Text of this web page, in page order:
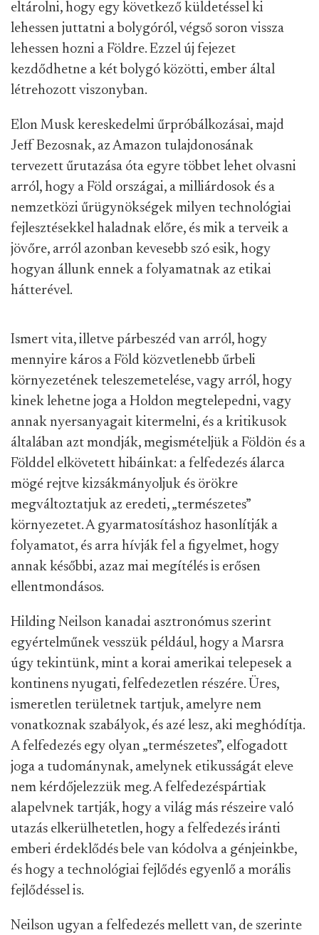
eltárolni, hogy egy következő küldetéssel ki
lehessen juttatni a bolygóról, végső soron vissza
lehessen hozni a Földre. Ezzel új fejezet
kezdődhetne a két bolygó közötti, ember által
létrehozott viszonyban.
Elon Musk kereskedelmi űrpróbálkozásai, majd
Jeff Bezosnak, az Amazon tulajdonosának
tervezett űrutazása óta egyre többet lehet olvasni
arról, hogy a Föld országai, a milliárdosok és a
nemzetközi űrügynökségek milyen technológiai
fejlesztésekkel haladnak előre, és mik a terveik a
jövőre, arról azonban kevesebb szó esik, hogy
hogyan állunk ennek a folyamatnak az etikai
hátterével.
Ismert vita, illetve párbeszéd van arról, hogy
mennyire káros a Föld közvetlenebb űrbeli
környezetének teleszemetelése, vagy arról, hogy
kinek lehetne joga a Holdon megtelepedni, vagy
annak nyersanyagait kitermelni, és a kritikusok
általában azt mondják, megismételjük a Földön és a
Földdel elkövetett hibáinkat: a felfedezés álarca
mögé rejtve kizsákmányoljuk és örökre
megváltoztatjuk az eredeti, „természetes”
környezetet. A gyarmatosításhoz hasonlítják a
folyamatot, és arra hívják fel a figyelmet, hogy
annak későbbi, azaz mai megítélés is erősen
ellentmondásos.
Hilding Neilson kanadai asztronómus szerint
egyértelműnek vesszük például, hogy a Marsra
úgy tekintünk, mint a korai amerikai telepesek a
kontinens nyugati, felfedezetlen részére. Üres,
ismeretlen területnek tartjuk, amelyre nem
vonatkoznak szabályok, és azé lesz, aki meghódítja.
A felfedezés egy olyan „természetes”, elfogadott
joga a tudománynak, amelynek etikusságát eleve
nem kérdőjelezzük meg. A felfedezéspártiak
alapelvnek tartják, hogy a világ más részeire való
utazás elkerülhetetlen, hogy a felfedezés iránti
emberi érdeklődés bele van kódolva a génjeinkbe,
és hogy a technológiai fejlődés egyenlő a morális
fejlődéssel is.
Neilson ugyan a felfedezés mellett van, de szerinte